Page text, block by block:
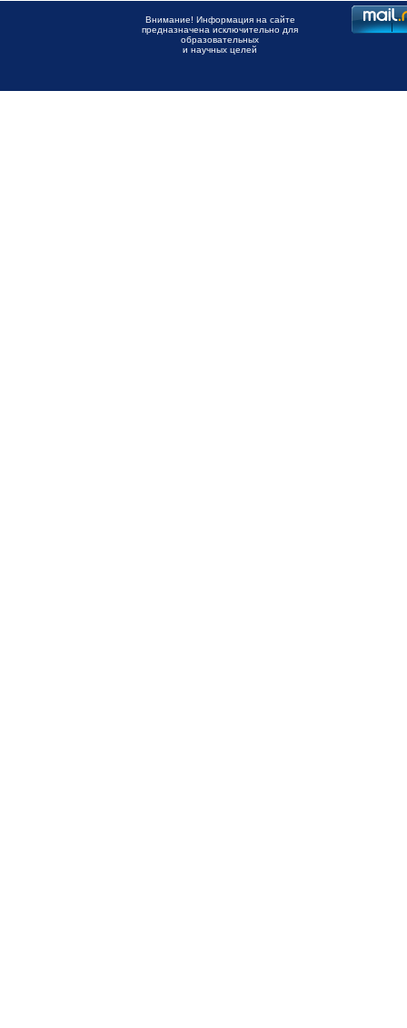
Внимание! Информация на сайте
предназначена исключительно для
образовательных
и научных целей